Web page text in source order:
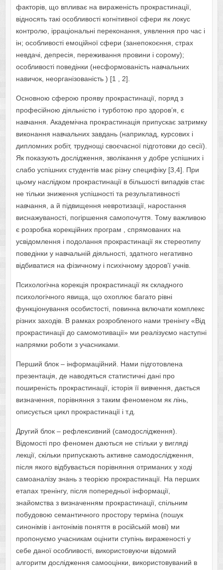
факторів, що впливає на вираженість прокрастинації,
відносять такі особливості когнітивної сфери як локус
контролю, ірраціональні переконання, уявлення про час і
ін; особливості емоційної сфери (занепокоєння, страх
невдачі, депресія, переживання провини і сорому);
особливості поведінки (несформованість навчальних
навичок, неорганізованість ) [1 , 2].
Основною сферою прояву прокрастинації, поряд з
професійною діяльністю і турботою про здоров’я, є
навчання. Академічна прокрастинація припускає затримку
виконання навчальних завдань (наприклад, курсових і
дипломних робіт, труднощі своєчасної підготовки до сесії).
Як показують дослідження, зволікання у добре успішних і
слабо успішних студентів має різну специфіку [3,4]. При
цьому наслідком прокрастинації в більшості випадків стає
не тільки зниження успішності та результативності
навчання, а й підвищення невротизації, наростання
виснажуваності, погіршення самопочуття. Тому важливою
є розробка корекційних програм , спрямованих на
усвідомлення і подолання прокрастинації як стереотипу
поведінки у навчальній діяльності, здатного негативно
відбиватися на фізичному і психічному здоров’ї учнів.
Психологічна корекція прокрастинації як складного
психологічного явища, що охоплює багато рівні
функціонування особистості, повинна включати комплекс
різних заходів. В рамках розробленого нами тренінгу «Від
прокрастинації до самомотивації» ми реалізуємо наступні
напрямки роботи з учасниками.
Перший блок – інформаційний. Нами підготовлена ​​
презентація, де наводяться статистичні дані про
поширеність прокрастинації, історія її вивчення, дається
визначення, порівняння з таким феноменом як лінь,
описується цикл прокрастинації і т.д.
Другий блок – рефлексивний (самодослідження).
Відомості про феномен даються не стільки у вигляді
лекції, скільки припускають активне самодослідження,
після якого відбувається порівняння отриманих у ході
самоаналізу знань з теорією прокрастинації. На перших
етапах тренінгу, після попередньої інформації,
знайомства з визначенням прокрастинації, спільним
побудовою семантичного простору терміна (пошук
синонімів і антонімів поняття в російській мові) ми
пропонуємо учасникам оцінити ступінь вираженості у
себе даної особливості, використовуючи відомий
алгоритм дослідження самооцінки, використовуваний в